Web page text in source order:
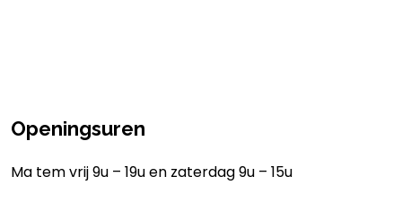
Openingsuren
Ma tem vrij 9u – 19u en zaterdag 9u – 15u